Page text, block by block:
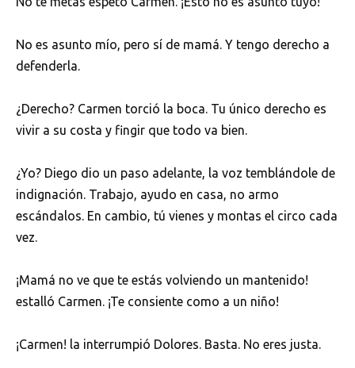
No es asunto mío, pero sí de mamá. Y tengo derecho a
defenderla.
¿Derecho? Carmen torció la boca. Tu único derecho es
vivir a su costa y fingir que todo va bien.
¿Yo? Diego dio un paso adelante, la voz temblándole de
indignación. Trabajo, ayudo en casa, no armo
escándalos. En cambio, tú vienes y montas el circo cada
vez.
¡Mamá no ve que te estás volviendo un mantenido!
estalló Carmen. ¡Te consiente como a un niño!
¡Carmen! la interrumpió Dolores. Basta. No eres justa.